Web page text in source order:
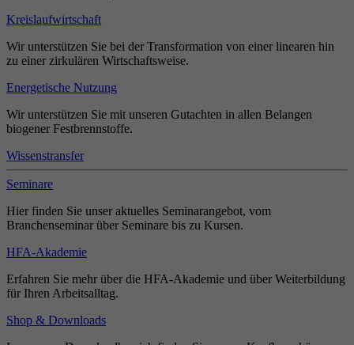
Kreislaufwirtschaft
Wir unterstützen Sie bei der Transformation von einer linearen hin
zu einer zirkulären Wirtschaftsweise.
Energetische Nutzung
Wir unterstützen Sie mit unseren Gutachten in allen Belangen
biogener Festbrennstoffe.
Wissenstransfer
Seminare
Hier finden Sie unser aktuelles Seminarangebot, vom
Branchenseminar über Seminare bis zu Kursen.
HFA-Akademie
Erfahren Sie mehr über die HFA-Akademie und über Weiterbildung
für Ihren Arbeitsalltag.
Shop & Downloads